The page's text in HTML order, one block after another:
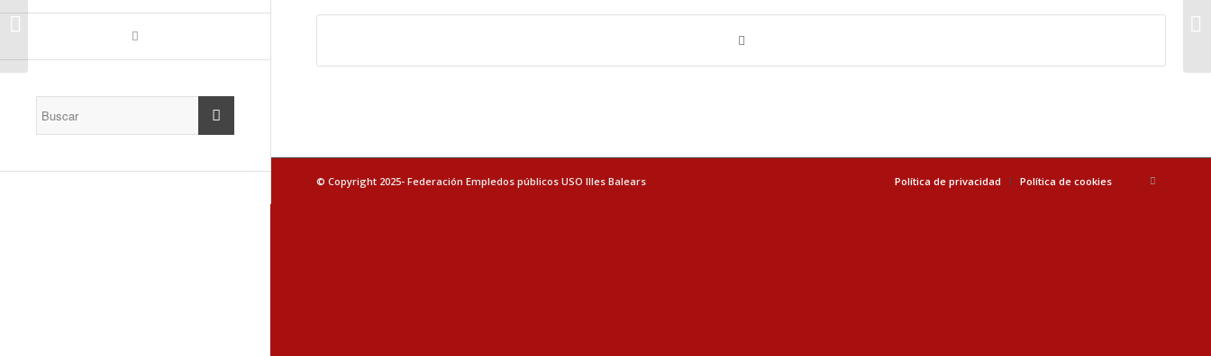
© Copyright 2025- Federación Empledos públicos USO Illes Balears Política de privacidad Política de cookies
proves i dels
solucionaris: Borses